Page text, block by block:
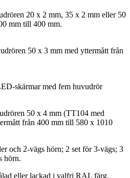
20 x 2 mm, 35 x 2 mm eller 50
mm till 400 mm.
50 x 3 mm med yttermått från
skärmar med fem huvudrör
50 x 4 mm (TT104 med
från 400 mm till 580 x 1010
och 2-vägs hörn; 2 set för 3-vägs; 3
hörn.
eller lackad i valfri RAL färg.